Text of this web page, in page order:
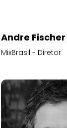
Andre Fischer
MixBrasil - Diretor